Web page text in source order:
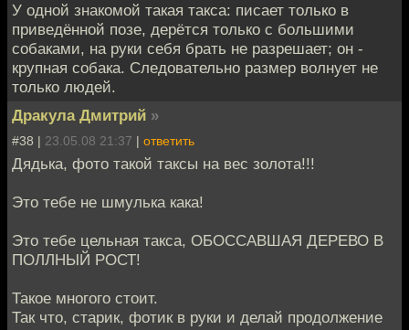
У одной знакомой такая такса: писает только в
приведённой позе, дерётся только с большими
собаками, на руки себя брать не разрешает; он -
крупная собака. Следовательно размер волнует не
только людей.
Дракула Дмитрий »
#38 | 23.05.08 21:37 | ответить
Дядька, фото такой таксы на вес золота!!!
Это тебе не шмулька кака!
Это тебе цельная такса, ОБОССАВШАЯ ДЕРЕВО В
ПОЛЛНЫЙ РОСТ!
Такое многого стоит.
Так что, старик, фотик в руки и делай продолжение